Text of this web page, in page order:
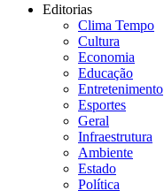
Editorias
Clima Tempo
Cultura
Economia
Educação
Entretenimento
Esportes
Geral
Infraestrutura
Ambiente
Estado
Política